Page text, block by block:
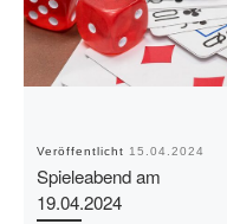
Veröffentlicht 15.04.2024
Spieleabend am
19.04.2024